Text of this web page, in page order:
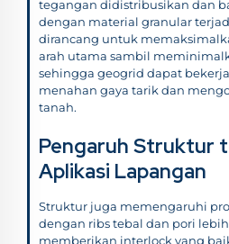
tegangan didistribusikan dan
dengan material granular
dirancang untuk
arah utama sambil
sehingga geogrid dapat bekerja
menahan gaya tarik dan
tanah.
Pengaruh Struktur
Aplikasi Lapangan
Struktur juga memengaruhi
dengan ribs tebal dan pori
memberikan interlock yang